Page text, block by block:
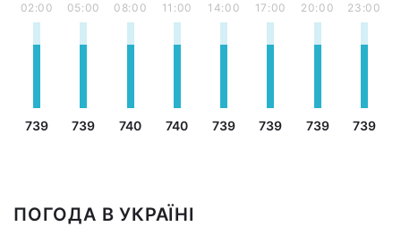
02:00
739
05:00
739
08:00
740
11:00
740
14:00
739
17:00
739
20:00
739
23:00
739
ПОГОДА В УКРАЇНІ